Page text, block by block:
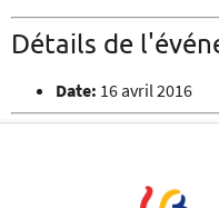
Détails de
Date: 16 avril 2016